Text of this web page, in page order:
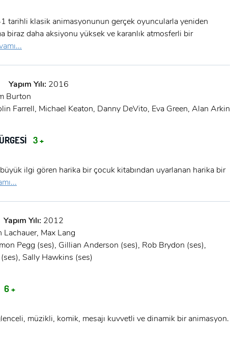
tarihli klasik animasyonunun gerçek oyuncularla yeniden
biraz daha aksiyonu yüksek ve karanlık atmosferli bir
Yapım Yılı: 2016
Burton
Farrell, Michael Keaton, Danny DeVito, Eva Green, Alan Arkin
3 +
ilgi gören harika bir çocuk kitabından uyarlanan harika bir
Yapım Yılı: 2012
Lachauer, Max Lang
Pegg (ses), Gillian Anderson (ses), Rob Brydon (ses),
Sally Hawkins (ses)
6 +
müzikli, komik, mesajı kuvvetli ve dinamik bir animasyon.